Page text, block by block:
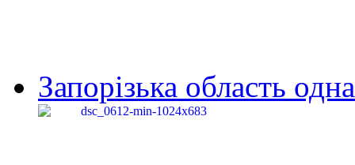
Запорізька область